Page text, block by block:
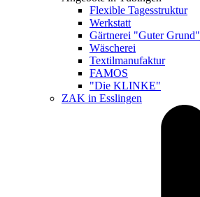
Flexible Tagesstruktur
Werkstatt
Gärtnerei "Guter Grund"
Wäscherei
Textilmanufaktur
FAMOS
"Die KLINKE"
ZAK in Esslingen